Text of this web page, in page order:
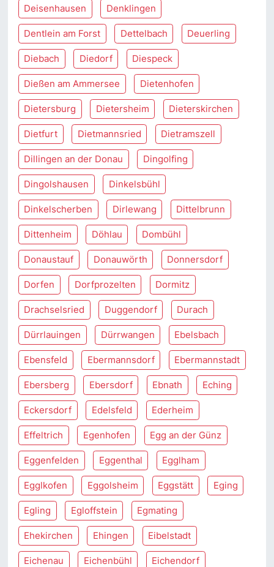
Deisenhausen Denklingen
Dentlein am Forst Dettelbach Deuerling
Diebach Diedorf Diespeck
Dießen am Ammersee Dietenhofen
Dietersburg Dietersheim Dieterskirchen
Dietfurt Dietmannsried Dietramszell
Dillingen an der Donau Dingolfing
Dingolshausen Dinkelsbühl
Dinkelscherben Dirlewang Dittelbrunn
Dittenheim Döhlau Dombühl
Donaustauf Donauwörth Donnersdorf
Dorfen Dorfprozelten Dormitz
Drachselsried Duggendorf Durach
Dürrlauingen Dürrwangen Ebelsbach
Ebensfeld Ebermannsdorf Ebermannstadt
Ebersberg Ebersdorf Ebnath Eching
Eckersdorf Edelsfeld Ederheim
Effeltrich Egenhofen Egg an der Günz
Eggenfelden Eggenthal Egglham
Egglkofen Eggolsheim Eggstätt Eging
Egling Egloffstein Egmating
Ehekirchen Ehingen Eibelstadt
Eichenau Eichenbühl Eichendorf